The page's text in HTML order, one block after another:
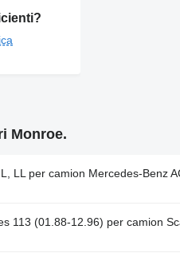
Monroe.
LL per camion Mercedes-Benz
113 (01.88-12.96) per camion